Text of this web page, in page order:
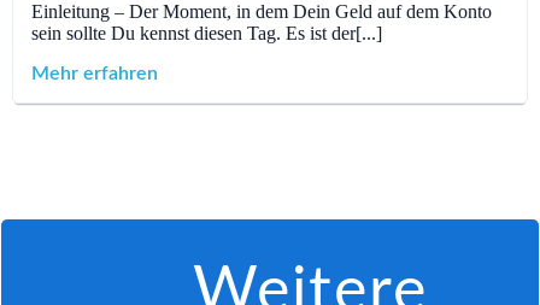
Einleitung – Der Moment, in dem Dein Geld auf dem Konto
sein sollte Du kennst diesen Tag. Es ist der[...]
Mehr erfahren
Weitere